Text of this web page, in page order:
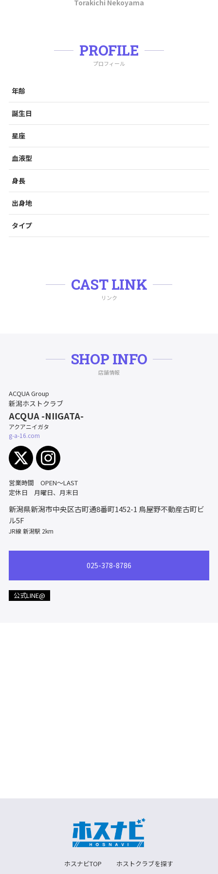
Torakichi Nekoyama
PROFILE
プロフィール
年齢
誕生日
星座
血液型
身長
出身地
タイプ
CAST LINK
リンク
SHOP INFO
店舗情報
ACQUA Group
新潟ホストクラブ
ACQUA -NIIGATA-
アクアニイガタ
g-a-16.com
営業時間 OPEN～LAST
定休日 月曜日、月末日
新潟県新潟市中央区古町通8番町1452-1 鳥屋野不動産古町ビ
ル5F
JR線 新潟駅 2km
025-378-8786
公式LINE@
ホスナビTOP
ホストクラブを探す